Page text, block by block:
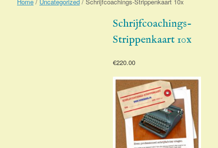
Schrijfcoachings-
Strippenkaart 10x
€220.00